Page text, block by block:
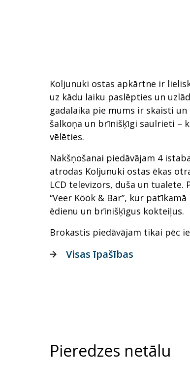
Koljunuki ostas apkārtne ir
uz kādu laiku paslēpties un
gadalaika pie mums ir skaisti
šalkoņa un brīnišķīgi saulrieti –
vēlēties.
Nakšņošanai piedāvājam 4
atrodas Koljunuki ostas ēkas
LCD televizors, duša un
“Veer Köök & Bar”, kur
ēdienu un brīnišķīgus kokteiļus.
Brokastis piedāvājam tikai pēc
Visas īpašības
Pieredzes netālu